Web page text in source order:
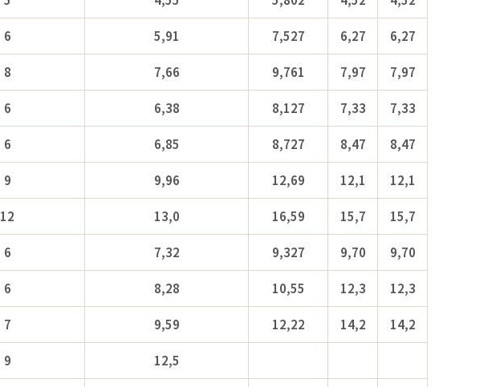
6 5,91 7,527 6,27 6,27
8 7,66 9,761 7,97 7,97
6 6,38 8,127 7,33 7,33
6 6,85 8,727 8,47 8,47
9 9,96 12,69 12,1 12,1
12 13,0 16,59 15,7 15,7
6 7,32 9,327 9,70 9,70
6 8,28 10,55 12,3 12,3
7 9,59 12,22 14,2 14,2
9 12,5